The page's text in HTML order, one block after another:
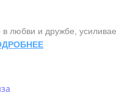
любви и дружбе,